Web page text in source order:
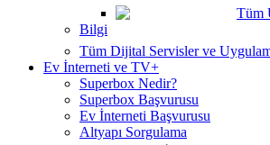
Tüm
Bilgi
Tüm Dijital Servisler ve
Ev İnterneti ve TV+
Superbox Nedir?
Superbox Başvurusu
Ev İnterneti Başvurusu
Altyapı Sorgulama